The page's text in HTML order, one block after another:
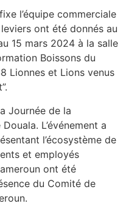
l’équipe commerciale
ont été donnés au
15 mars 2024 à la salle
Boissons du
Lionnes et Lions venus
Journée de la
L’événement a
l’écosystème de
et employés
ont été
du Comité de